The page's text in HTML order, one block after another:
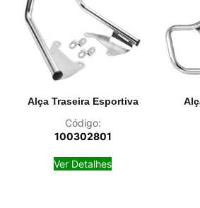
Alça Traseira Esportiva
Código:
100302801
Ver Detalhes